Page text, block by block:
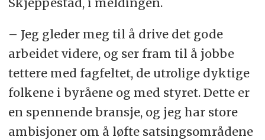
– Jeg gleder meg til å drive det gode
arbeidet videre, og ser fram til å jobbe
tettere med fagfeltet, de utrolige dyktige
folkene i byråene og med styret. Dette er
en spennende bransje, og jeg har store
ambisjoner om å løfte satsingsområdene